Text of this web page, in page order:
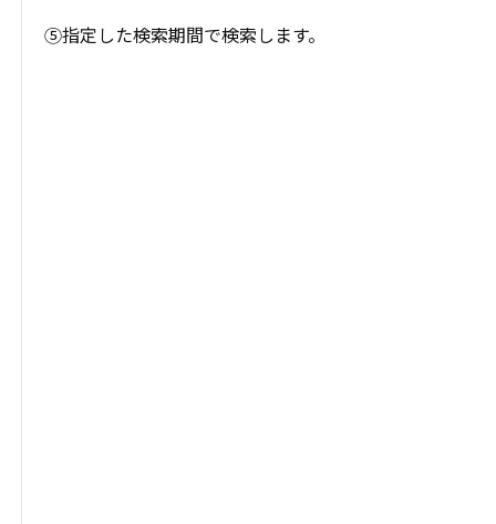
⑤指定した検索期間で検索します。